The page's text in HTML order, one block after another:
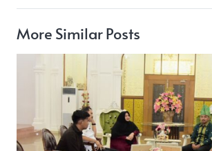
More Similar Posts